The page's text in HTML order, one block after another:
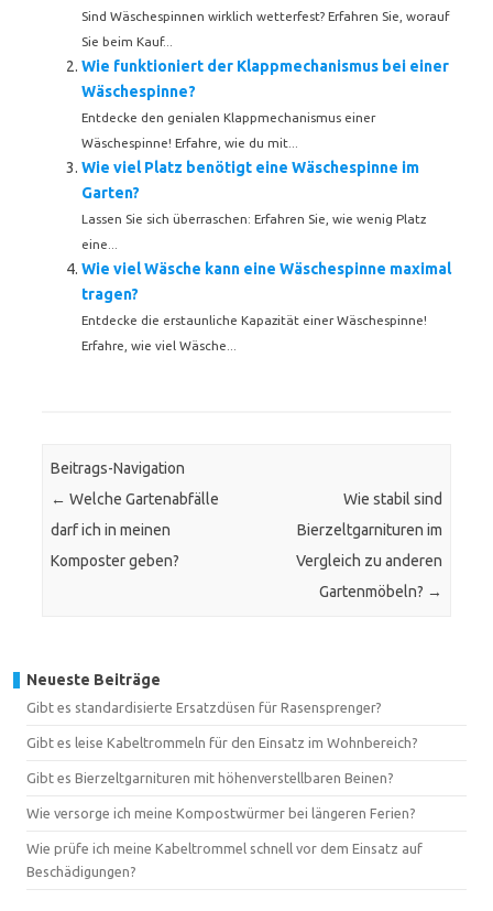
Sind Wäschespinnen wirklich wetterfest? Erfahren Sie, worauf
Sie beim Kauf...
Wie funktioniert der Klappmechanismus bei einer
Wäschespinne?
Entdecke den genialen Klappmechanismus einer
Wäschespinne! Erfahre, wie du mit...
Wie viel Platz benötigt eine Wäschespinne im
Garten?
Lassen Sie sich überraschen: Erfahren Sie, wie wenig Platz
eine...
Wie viel Wäsche kann eine Wäschespinne maximal
tragen?
Entdecke die erstaunliche Kapazität einer Wäschespinne!
Erfahre, wie viel Wäsche...
Beitrags-Navigation
← Welche Gartenabfälle
darf ich in meinen
Komposter geben?
Wie stabil sind
Bierzeltgarnituren im
Vergleich zu anderen
Gartenmöbeln? →
Neueste Beiträge
Gibt es standardisierte Ersatzdüsen für Rasensprenger?
Gibt es leise Kabeltrommeln für den Einsatz im Wohnbereich?
Gibt es Bierzeltgarnituren mit höhenverstellbaren Beinen?
Wie versorge ich meine Kompostwürmer bei längeren Ferien?
Wie prüfe ich meine Kabeltrommel schnell vor dem Einsatz auf
Beschädigungen?